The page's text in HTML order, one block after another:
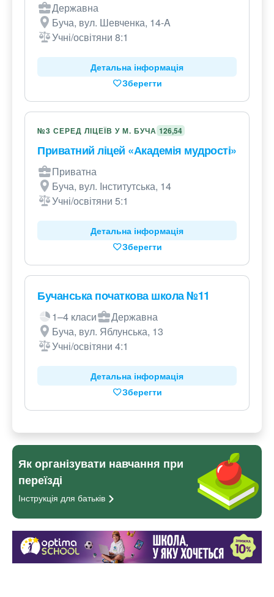
Державна
Буча, вул. Шевченка, 14-A
Учні/освітяни 8:1
Детальна інформація
Зберегти
№3 СЕРЕД ЛІЦЕЇВ У М. БУЧА 126,54
Приватний ліцей «Академія мудрості»
Приватна
Буча, вул. Інститутська, 14
Учні/освітяни 5:1
Детальна інформація
Зберегти
Бучанська початкова школа №11
1–4 класи
Державна
Буча, вул. Яблунська, 13
Учні/освітяни 4:1
Детальна інформація
Зберегти
Як організувати навчання при
переїзді
Інструкція для батьків